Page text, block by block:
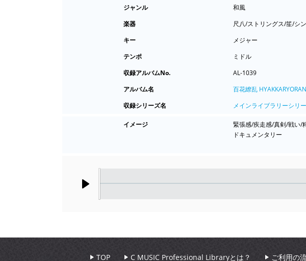
ジャンル
和風
楽器
尺八/ストリングス/笙/シ
キー
メジャー
テンポ
ミドル
収録アルバムNo.
AL-1039
アルバム名
百花繚乱 HYAKKARYORAN
収録シリーズ名
メインライブラリーシリー
イメージ
緊張感/疾走感/真剣/戦い/
ドキュメンタリー
TOP C MUSIC Professional Libraryとは？ ご利用の